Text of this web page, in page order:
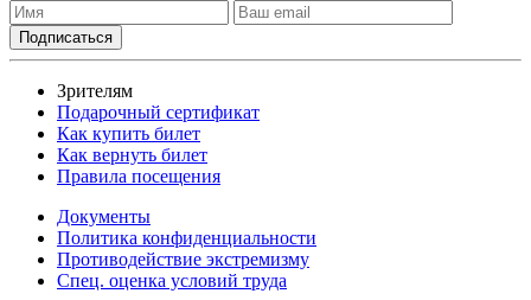
Зрителям
Подарочный сертификат
Как купить билет
Как вернуть билет
Правила посещения
Документы
Политика конфиденциальности
Противодействие экстремизму
Спец. оценка условий труда